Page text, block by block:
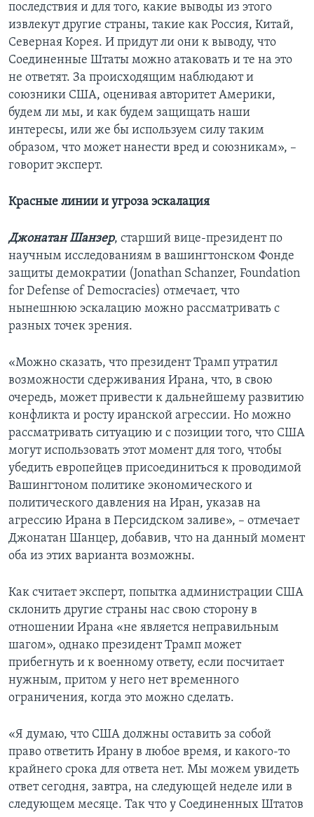
последствия и для того, какие выводы из этого
извлекут другие страны, такие как Россия, Китай,
Северная Корея. И придут ли они к выводу, что
Соединенные Штаты можно атаковать и те на это
не ответят. За происходящим наблюдают и
союзники США, оценивая авторитет Америки,
будем ли мы, и как будем защищать наши
интересы, или же бы используем силу таким
образом, что может нанести вред и союзникам», –
говорит эксперт.
Красные линии и угроза эскалация
Джонатан Шанзер, старший вице-президент по
научным исследованиям в вашингтонском Фонде
защиты демократии (Jonathan Schanzer, Foundation
for Defense of Democracies) отмечает, что
нынешнюю эскалацию можно рассматривать с
разных точек зрения.
«Можно сказать, что президент Трамп утратил
возможности сдерживания Ирана, что, в свою
очередь, может привести к дальнейшему развитию
конфликта и росту иранской агрессии. Но можно
рассматривать ситуацию и с позиции того, что США
могут использовать этот момент для того, чтобы
убедить европейцев присоединиться к проводимой
Вашингтоном политике экономического и
политического давления на Иран, указав на
агрессию Ирана в Персидском заливе», – отмечает
Джонатан Шанцер, добавив, что на данный момент
оба из этих варианта возможны.
Как считает эксперт, попытка администрации США
склонить другие страны нас свою сторону в
отношении Ирана «не является неправильным
шагом», однако президент Трамп может
прибегнуть и к военному ответу, если посчитает
нужным, притом у него нет временного
ограничения, когда это можно сделать.
«Я думаю, что США должны оставить за собой
право ответить Ирану в любое время, и какого-то
крайнего срока для ответа нет. Мы можем увидеть
ответ сегодня, завтра, на следующей неделе или в
следующем месяце. Так что у Соединенных Штатов